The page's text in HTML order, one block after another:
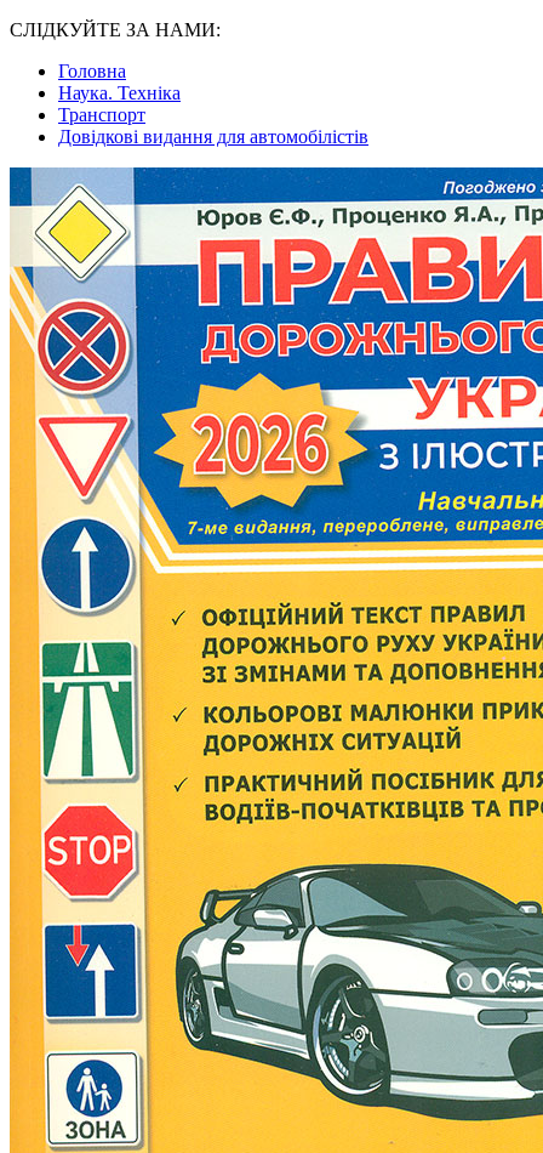
СЛІДКУЙТЕ ЗА НАМИ:
Головна
Наука. Техніка
Транспорт
Довідкові видання для автомобілістів